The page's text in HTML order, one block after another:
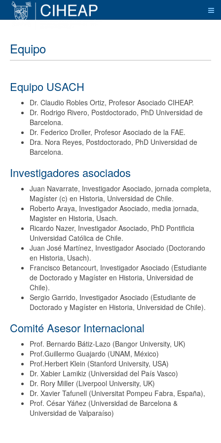
Equipo
Equipo USACH
Dr. Claudio Robles Ortiz, Profesor Asociado CIHEAP.
Dr. Rodrigo Rivero, Postdoctorado, PhD Universidad de
Barcelona.
Dr. Federico Droller, Profesor Asociado de la FAE.
Dra. Nora Reyes, Postdoctorado, PhD Universidad de
Barcelona.
Investigadores asociados
Juan Navarrate, Investigador Asociado, jornada completa,
Magíster (c) en Historia, Universidad de Chile.
Roberto Araya, Investigador Asociado, media jornada,
Magister en Historia, Usach.
Ricardo Nazer, Investigador Asociado, PhD Pontificia
Universidad Católica de Chile.
Juan José Martínez, Investigador Asociado (Doctorando
en Historia, Usach).
Francisco Betancourt, Investigador Asociado (Estudiante
de Doctorado y Magíster en Historia, Universidad de
Chile).
Sergio Garrido, Investigador Asociado (Estudiante de
Doctorado y Magíster en Historia, Universidad de Chile).
Comité Asesor Internacional
Prof. Bernardo Bátiz-Lazo (Bangor University, UK)
Prof.Guillermo Guajardo (UNAM, México)
Prof.Herbert Klein (Stanford University, USA)
Dr. Xabier Lamikiz (Universidad del País Vasco)
Dr. Rory Miller (Liverpool University, UK)
Dr. Xavier Tafunell (Universitat Pompeu Fabra, España),
Prof. César Yáñez (Universidad de Barcelona &
Universidad de Valparaíso)